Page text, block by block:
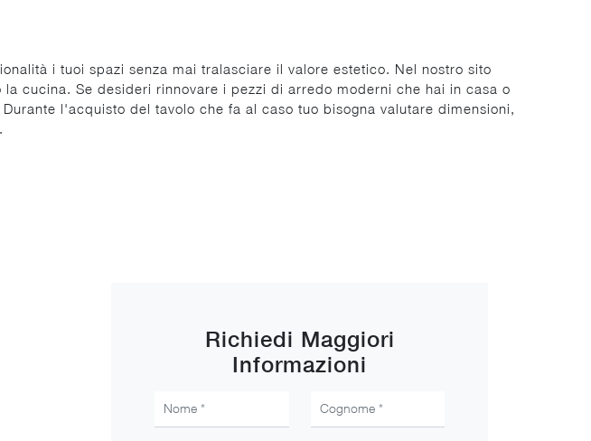
i tuoi spazi senza mai tralasciare il valore estetico. Nel nostro sito
cucina. Se desideri rinnovare i pezzi di arredo moderni che hai in casa o
l'acquisto del tavolo che fa al caso tuo bisogna valutare dimensioni,
Richiedi Maggiori
Informazioni